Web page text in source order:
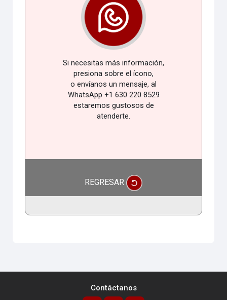
Si necesitas más información,
presiona sobre el ícono,
o envíanos un mensaje, al
WhatsApp +1 630 220 8529
estaremos gustosos de
atenderte.
REGRESAR
Contáctanos